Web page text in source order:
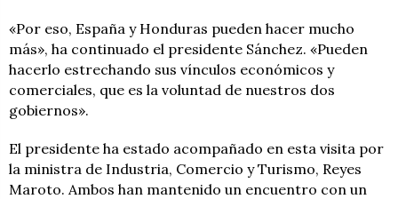
«Por eso, España y Honduras pueden hacer mucho
más», ha continuado el presidente Sánchez. «Pueden
hacerlo estrechando sus vínculos económicos y
comerciales, que es la voluntad de nuestros dos
gobiernos».
El presidente ha estado acompañado en esta visita por
la ministra de Industria, Comercio y Turismo, Reyes
Maroto. Ambos han mantenido un encuentro con un